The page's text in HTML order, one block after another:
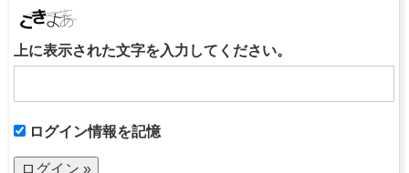
上に表示された文字を入力してください。
ログイン情報を記憶